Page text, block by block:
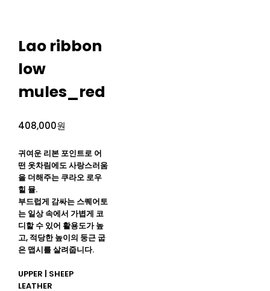
Lao ribbon
low
mules_red
408,000원
귀여운 리본 포인트로 어
떤 옷차림에도 사랑스러움
을 더해주는 쿠라오 로우
힐 뮬.
부드럽게 감싸는 스퀘어토
는 일상 속에서 가볍게 코
디할 수 있어 활용도가 높
고, 적당한 높이의 둥근 굽
은 맵시를 살려줍니다.
UPPER | SHEEP
LEATHER